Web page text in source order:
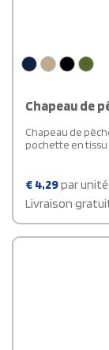
Chapeau de
Chapeau de
pochette en tissu
€ 4,29par unité
Livraison